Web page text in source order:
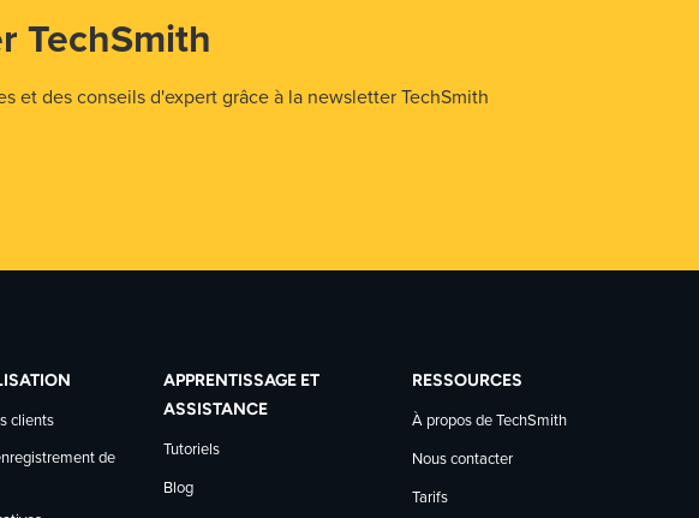
TechSmith
et des conseils d'expert grâce à la newsletter TechSmith
clients
de
APPRENTISSAGE ET
ASSISTANCE
Tutoriels
Blog
RESSOURCES
À propos de TechSmith
Nous contacter
Tarifs